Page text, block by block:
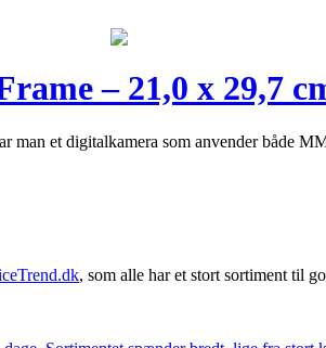
– 21,0 x 29,7
et digitalkamera som anvender både
, som alle har et stort sortiment til